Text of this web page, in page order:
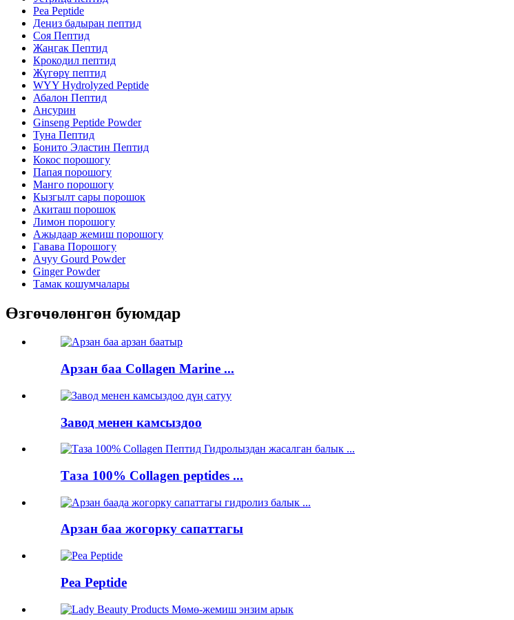
Pea Peptide
Деңиз бадыраң пептид
Соя Пептид
Жаңгак Пептид
Крокодил пептид
Жүгөрү пептид
WYY Hydrolyzed Peptide
Абалон Пептид
Ансурин
Ginseng Peptide Powder
Туна Пептид
Бонито Эластин Пептид
Кокос порошогу
Папая порошогу
Манго порошогу
Кызгылт сары порошок
Акиташ порошок
Лимон порошогу
Ажыдаар жемиш порошогу
Гавава Порошогу
Ачуу Gourd Powder
Ginger Powder
Тамак кошумчалары
Өзгөчөлөнгөн буюмдар
Арзан баа Collagen Marine ...
Завод менен камсыздоо
Таза 100% Collagen peptides ...
Арзан баа жогорку сапаттагы
Pea Peptide